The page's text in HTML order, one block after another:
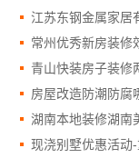
江苏东钢金属家居
房屋改造防潮防腐
湖南本地装修湖南
现浇别墅优惠活动